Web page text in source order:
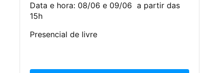
Data e hora: 08/06 e 09/06 a partir das
15h
Presencial de livre